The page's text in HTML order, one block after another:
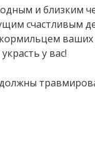
и близким
счастливым
ваших
у вас!